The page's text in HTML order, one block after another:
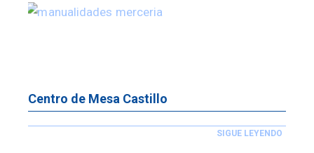
Centro de Mesa Castillo
SIGUE LEYENDO